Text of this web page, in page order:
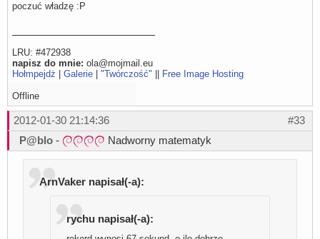
poczuć władzę :P
LRU: #472938
napisz do mnie: ola@mojmail.eu
Hołmpejdż
Galerie "Twórczość" Free Image Hosting
Offline
#33
2012-01-30 21:14:36
P@blo - Nadworny matematyk
ArnVaker napisał(-a):
rychu napisał(-a):